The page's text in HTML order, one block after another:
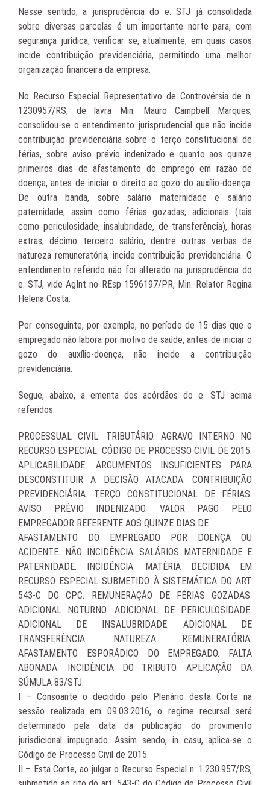
Nesse sentido, a jurisprudência do e. STJ já consolidada
sobre diversas parcelas é um importante norte para, com
segurança jurídica, verificar se, atualmente, em quais casos
incide contribuição previdenciária, permitindo uma melhor
organização financeira da empresa.
No Recurso Especial Representativo de Controvérsia de n.
1230957/RS, de lavra Min. Mauro Campbell Marques,
consolidou-se o entendimento jurisprudencial que não incide
contribuição previdenciária sobre o terço constitucional de
férias, sobre aviso prévio indenizado e quanto aos quinze
primeiros dias de afastamento do emprego em razão de
doença, antes de iniciar o direito ao gozo do auxílio-doença.
De outra banda, sobre salário maternidade e salário
paternidade, assim como férias gozadas, adicionais (tais
como periculosidade, insalubridade, de transferência), horas
extras, décimo terceiro salário, dentre outras verbas de
natureza remuneratória, incide contribuição previdenciária. O
entendimento referido não foi alterado na jurisprudência do
e. STJ, vide AgInt no REsp 1596197/PR, Min. Relator Regina
Helena Costa.
Por conseguinte, por exemplo, no período de 15 dias que o
empregado não labora por motivo de saúde, antes de iniciar o
gozo do auxílio-doença, não incide a contribuição
previdenciária.
Segue, abaixo, a ementa dos acórdãos do e. STJ acima
referidos:
PROCESSUAL CIVIL. TRIBUTÁRIO. AGRAVO INTERNO NO
RECURSO ESPECIAL. CÓDIGO DE PROCESSO CIVIL DE 2015.
APLICABILIDADE. ARGUMENTOS INSUFICIENTES PARA
DESCONSTITUIR A DECISÃO ATACADA. CONTRIBUIÇÃO
PREVIDENCIÁRIA. TERÇO CONSTITUCIONAL DE FÉRIAS.
AVISO PRÉVIO INDENIZADO. VALOR PAGO PELO
EMPREGADOR REFERENTE AOS QUINZE DIAS DE
AFASTAMENTO DO EMPREGADO POR DOENÇA OU
ACIDENTE. NÃO INCIDÊNCIA. SALÁRIOS MATERNIDADE E
PATERNIDADE. INCIDÊNCIA. MATÉRIA DECIDIDA EM
RECURSO ESPECIAL SUBMETIDO À SISTEMÁTICA DO ART.
543-C DO CPC. REMUNERAÇÃO DE FÉRIAS GOZADAS.
ADICIONAL NOTURNO. ADICIONAL DE PERICULOSIDADE.
ADICIONAL DE INSALUBRIDADE. ADICIONAL DE
TRANSFERÊNCIA. NATUREZA REMUNERATÓRIA.
AFASTAMENTO ESPORÁDICO DO EMPREGADO. FALTA
ABONADA. INCIDÊNCIA DO TRIBUTO. APLICAÇÃO DA
SÚMULA 83/STJ.
I – Consoante o decidido pelo Plenário desta Corte na
sessão realizada em 09.03.2016, o regime recursal será
determinado pela data da publicação do provimento
jurisdicional impugnado. Assim sendo, in casu, aplica-se o
Código de Processo Civil de 2015.
II – Esta Corte, ao julgar o Recurso Especial n. 1.230.957/RS,